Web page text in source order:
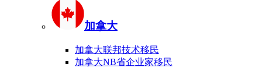
加拿大
加拿大联邦技术移民
加拿大NB省企业家移民